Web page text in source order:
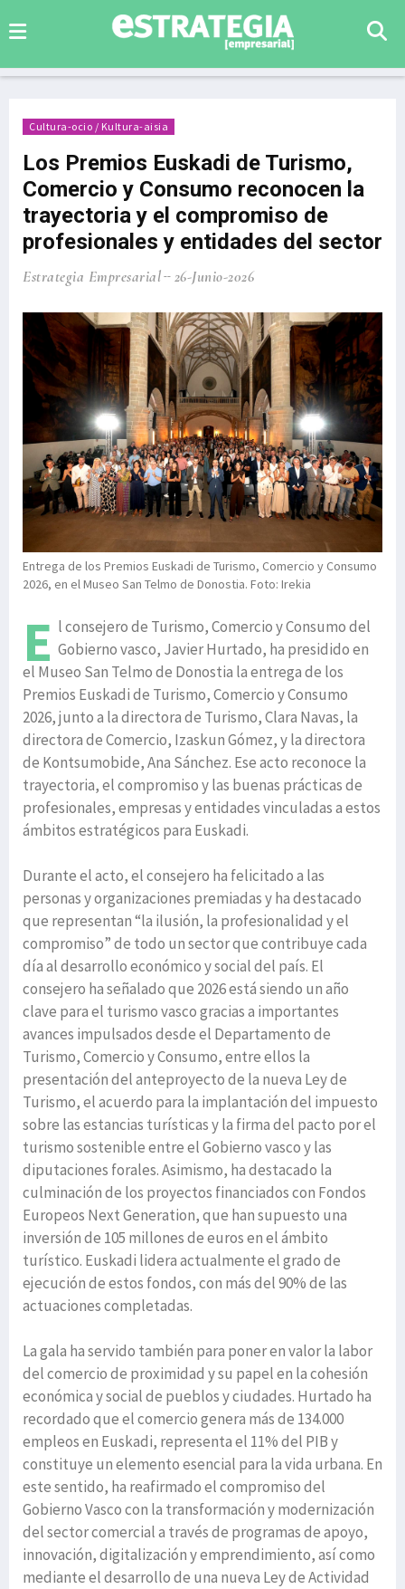
Cultura-ocio / Kultura-aisia
Los Premios Euskadi de Turismo,
Comercio y Consumo reconocen la
trayectoria y el compromiso de
profesionales y entidades del sector
Estrategia Empresarial 26-Junio-2026
Entrega de los Premios Euskadi de Turismo, Comercio y Consumo
2026, en el Museo San Telmo de Donostia. Foto: Irekia
E l consejero de Turismo, Comercio y Consumo del
Gobierno vasco, Javier Hurtado, ha presidido en
el Museo San Telmo de Donostia la entrega de los
Premios Euskadi de Turismo, Comercio y Consumo
2026, junto a la directora de Turismo, Clara Navas, la
directora de Comercio, Izaskun Gómez, y la directora
de Kontsumobide, Ana Sánchez. Ese acto reconoce la
trayectoria, el compromiso y las buenas prácticas de
profesionales, empresas y entidades vinculadas a estos
ámbitos estratégicos para Euskadi.
Durante el acto, el consejero ha felicitado a las
personas y organizaciones premiadas y ha destacado
que representan “la ilusión, la profesionalidad y el
compromiso” de todo un sector que contribuye cada
día al desarrollo económico y social del país. El
consejero ha señalado que 2026 está siendo un año
clave para el turismo vasco gracias a importantes
avances impulsados desde el Departamento de
Turismo, Comercio y Consumo, entre ellos la
presentación del anteproyecto de la nueva Ley de
Turismo, el acuerdo para la implantación del impuesto
sobre las estancias turísticas y la firma del pacto por el
turismo sostenible entre el Gobierno vasco y las
diputaciones forales. Asimismo, ha destacado la
culminación de los proyectos financiados con Fondos
Europeos Next Generation, que han supuesto una
inversión de 105 millones de euros en el ámbito
turístico. Euskadi lidera actualmente el grado de
ejecución de estos fondos, con más del 90% de las
actuaciones completadas.
La gala ha servido también para poner en valor la labor
del comercio de proximidad y su papel en la cohesión
económica y social de pueblos y ciudades. Hurtado ha
recordado que el comercio genera más de 134.000
empleos en Euskadi, representa el 11% del PIB y
constituye un elemento esencial para la vida urbana. En
este sentido, ha reafirmado el compromiso del
Gobierno Vasco con la transformación y modernización
del sector comercial a través de programas de apoyo,
innovación, digitalización y emprendimiento, así como
mediante el desarrollo de una nueva Ley de Actividad